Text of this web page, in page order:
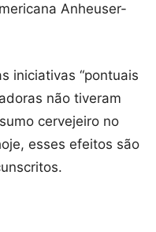
Anheuser-
iniciativas “pontuais
não tiveram
cervejeiro no
esses efeitos são